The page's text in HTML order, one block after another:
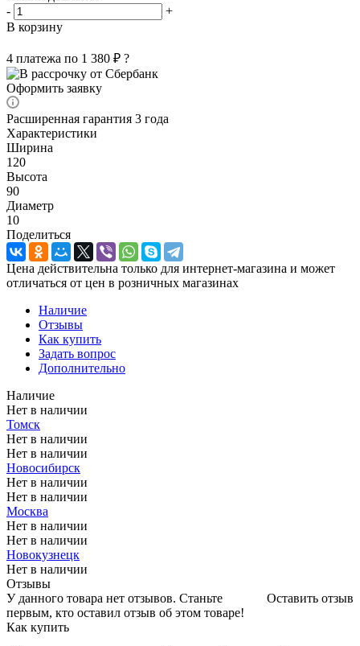
-
+
В корзину
4 платежа по 1 380 ₽ ?
Оформить заявку
Расширенная гарантия 3 года
Характеристики
Ширина
120
Высота
90
Диаметр
10
Поделиться
Цена действительна только для интернет-магазина и может
отличаться от цен в розничных магазинах
Наличие
Отзывы
Как купить
Задать вопрос
Дополнительно
Наличие
Нет в наличии
Томск
Нет в наличии
Нет в наличии
Новосибирск
Нет в наличии
Нет в наличии
Москва
Нет в наличии
Нет в наличии
Новокузнецк
Нет в наличии
Отзывы
Оставить отзыв
У данного товара нет отзывов. Станьте
первым, кто оставил отзыв об этом товаре!
Как купить